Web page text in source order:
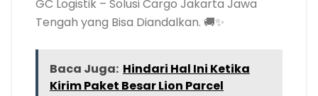
GC Logistik – Solusi Cargo Jakarta Jawa
Tengah yang Bisa Diandalkan. 🚚✨
Baca Juga: Hindari Hal Ini Ketika
Kirim Paket Besar Lion Parcel